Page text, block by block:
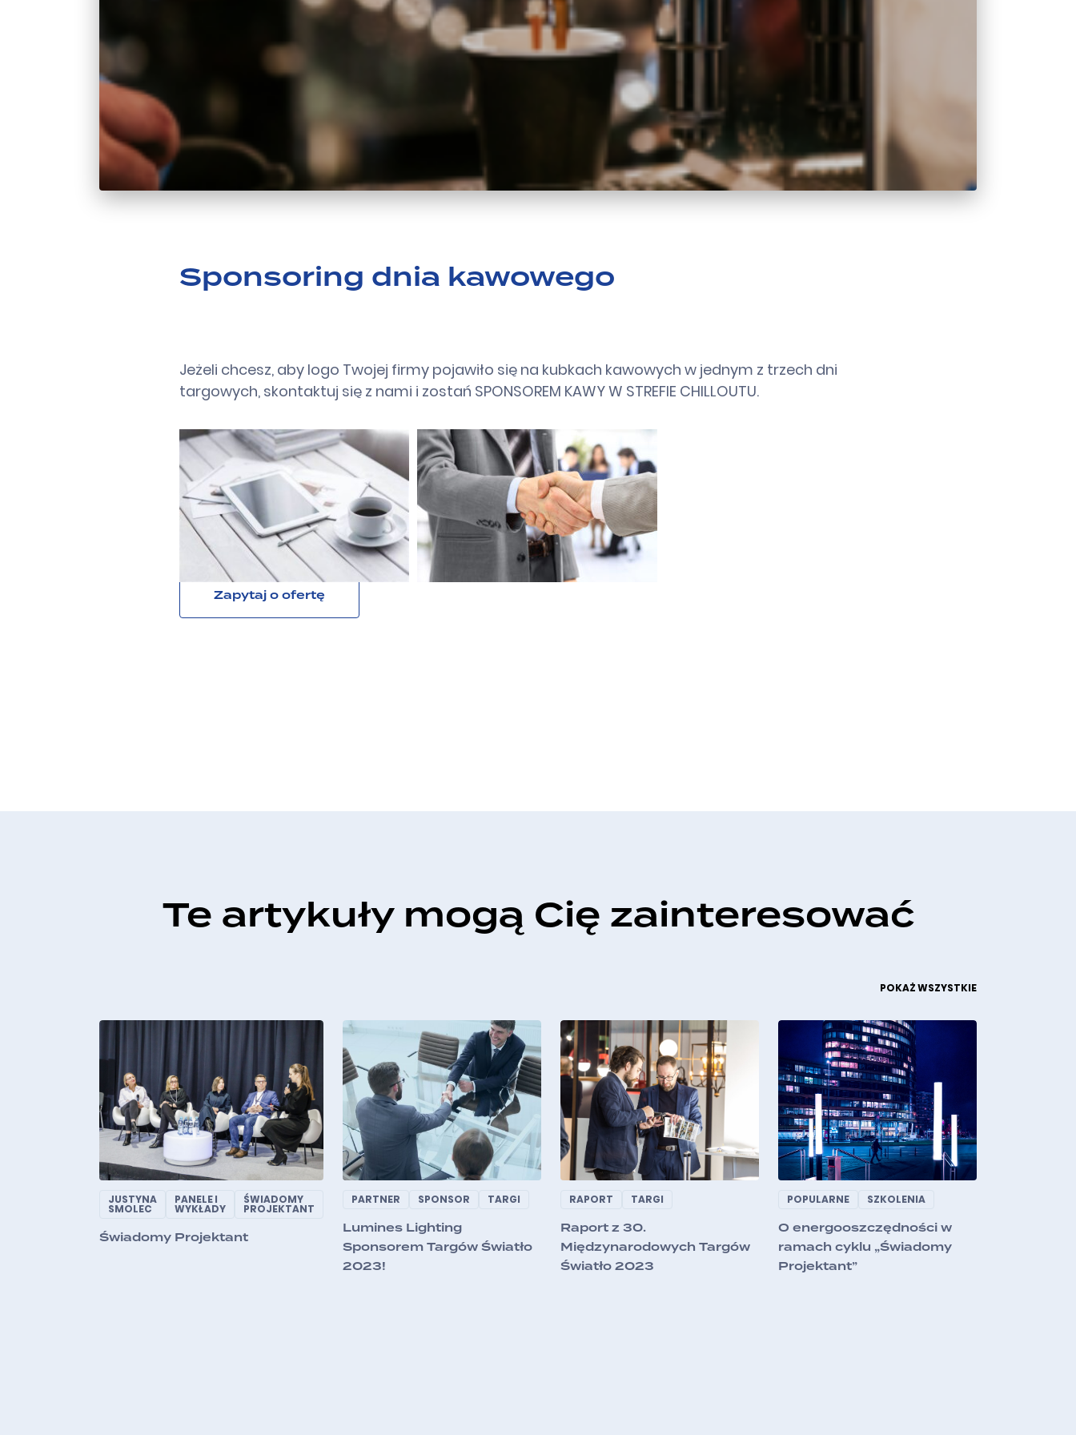
Sponsoring dnia kawowego
Jeżeli chcesz, aby logo Twojej firmy pojawiło się na kubkach kawowych w jednym z trzech dni
targowych, skontaktuj się z nami i zostań SPONSOREM KAWY W STREFIE CHILLOUTU.
Zapytaj o ofertę
Te artykuły mogą Cię zainteresować
POKAŻ WSZYSTKIE
JUSTYNA
SMOLEC
PANELE I
WYKŁADY
ŚWIADOMY
PROJEKTANT
Świadomy Projektant
PARTNER SPONSOR TARGI
Lumines Lighting
Sponsorem Targów Światło
2023!
RAPORT TARGI
Raport z 30.
Międzynarodowych Targów
Światło 2023
POPULARNE SZKOLENIA
O energooszczędności w
ramach cyklu „Świadomy
Projektant”